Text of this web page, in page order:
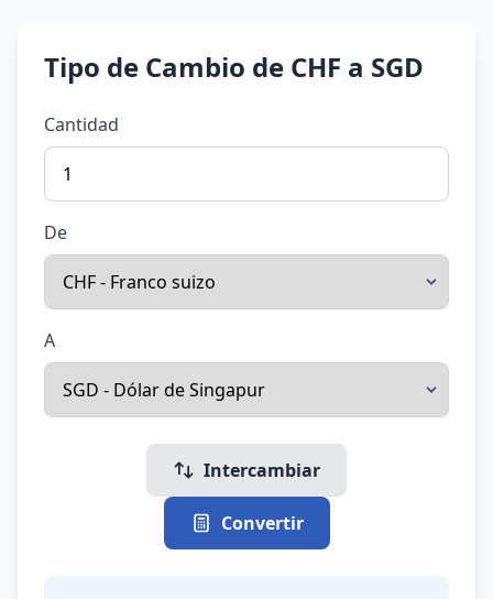
Tipo de Cambio de CHF a SGD
Cantidad
De
A
Intercambiar
Convertir